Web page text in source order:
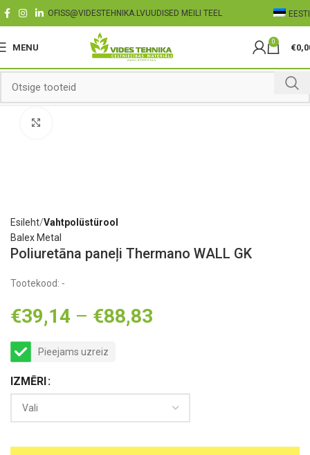
OFISS@VIDESTEHNIKA.LVUUDISED MEILI TEEL EESTI
MENU
0
€
Esileht Vahtpolüstürool
Balex Metal
Poliuretāna paneļi Thermano WALL GK
Tootekood: -
€39,14 – €88,83
Pieejams uzreiz
IZMĒRI